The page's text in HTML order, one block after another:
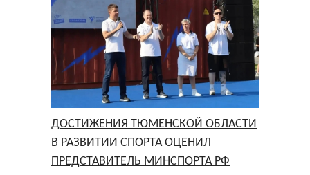
ДОСТИЖЕНИЯ ТЮМЕНСКОЙ ОБЛАСТИ
В РАЗВИТИИ СПОРТА ОЦЕНИЛ
ПРЕДСТАВИТЕЛЬ МИНСПОРТА РФ